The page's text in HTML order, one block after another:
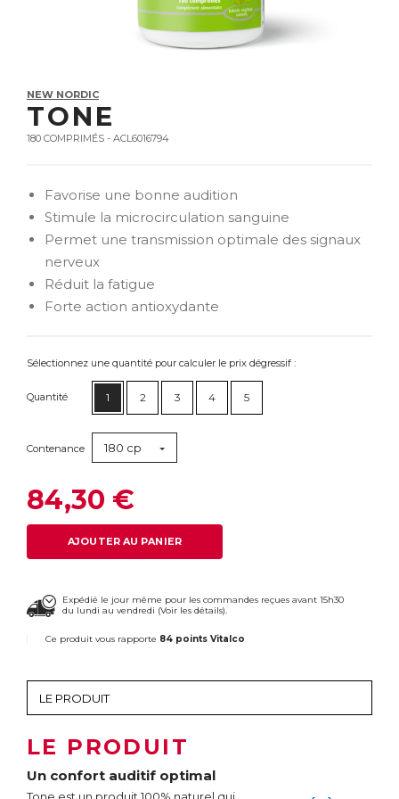
NEW NORDIC
TONE
180 COMPRIMÉS - ACL6016794
Favorise une bonne audition
Stimule la microcirculation sanguine
Permet une transmission optimale des signaux
nerveux
Réduit la fatigue
Forte action antioxydante
Sélectionnez une quantité pour calculer le prix dégressif :
Quantité 1 2 3 4 5
Contenance 180 cp
84,30 €
AJOUTER AU PANIER
Expédié le jour même pour les commandes reçues avant 15h30
du lundi au vendredi (Voir les détails).
Ce produit vous rapporte 84 points Vitalco
LE PRODUIT
Un confort auditif optimal
Tone est un produit 100% naturel qui